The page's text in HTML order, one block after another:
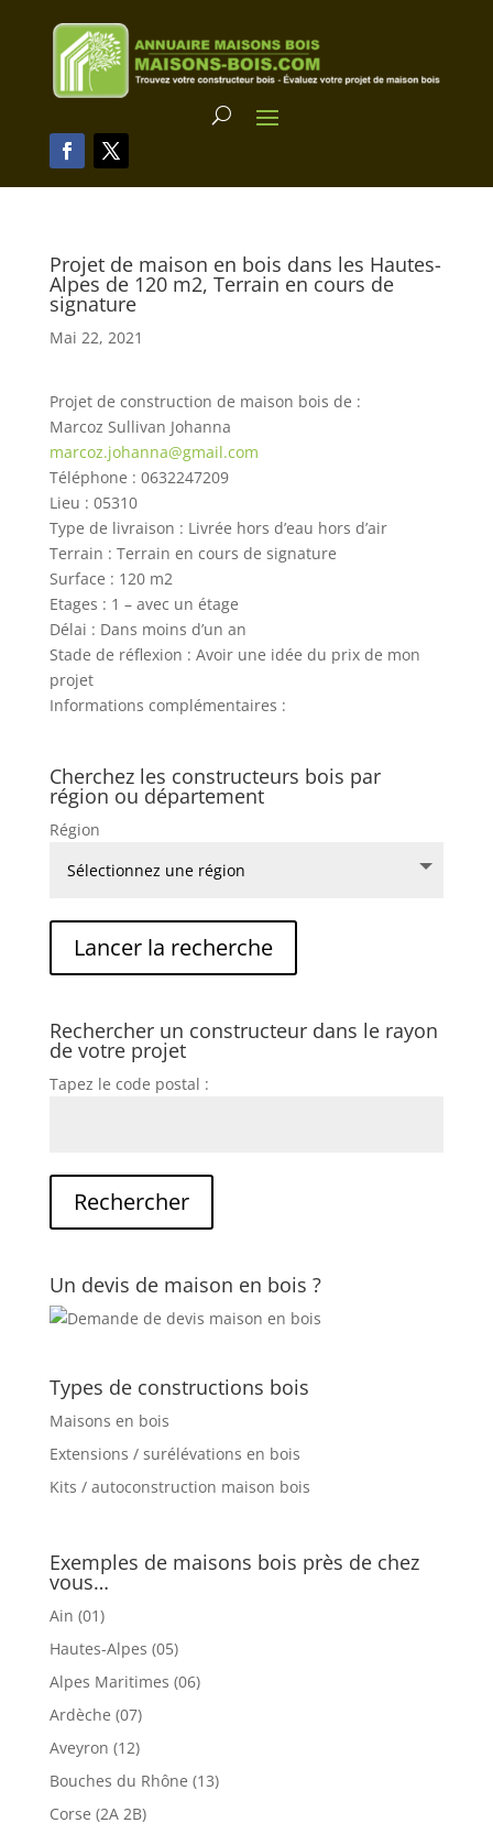
Projet de maison en bois dans les Hautes-
Alpes de 120 m2, Terrain en cours de
signature
Mai 22, 2021
Projet de construction de maison bois de :
Marcoz Sullivan Johanna
marcoz.johanna@gmail.com
Téléphone : 0632247209
Lieu : 05310
Type de livraison : Livrée hors d’eau hors d’air
Terrain : Terrain en cours de signature
Surface : 120 m2
Etages : 1 – avec un étage
Délai : Dans moins d’un an
Stade de réflexion : Avoir une idée du prix de mon
projet
Informations complémentaires :
Cherchez les constructeurs bois par
région ou département
Région
Rechercher un constructeur dans le rayon
de votre projet
Tapez le code postal :
Un devis de maison en bois ?
Types de constructions bois
Maisons en bois
Extensions / surélévations en bois
Kits / autoconstruction maison bois
Exemples de maisons bois près de chez
vous…
Ain (01)
Hautes-Alpes (05)
Alpes Maritimes (06)
Ardèche (07)
Aveyron (12)
Bouches du Rhône (13)
Corse (2A 2B)